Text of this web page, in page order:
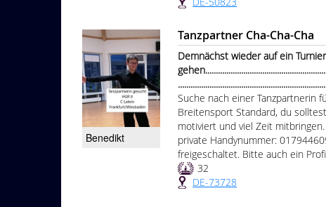
Benedikt
Tanzpartner Cha-Cha-Cha
Demnächst wieder auf ein Turnier
Suche nach einer Tanzpartnerin
Breitensport Standard, du
motiviert und viel Zeit
private Handynummer:
freigeschaltet. Bitte auch ein
32
DE-73728